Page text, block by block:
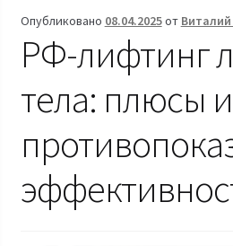
Опубликовано 08.04.2025от
РФ-лифтинг
тела: плюсы